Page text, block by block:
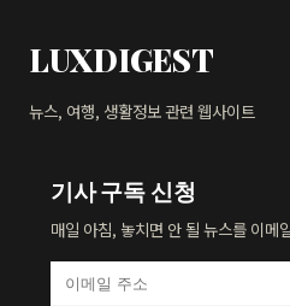
LUXDIGEST
뉴스, 여행, 생활정보 관련 웹사이트
기사 구독 신청
매일 아침, 놓치면 안 될 뉴스를 이메